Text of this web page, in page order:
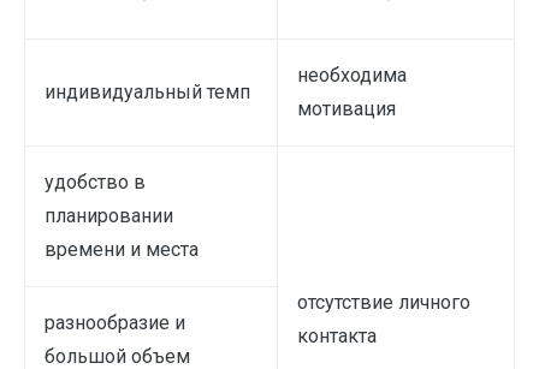
индивидуальный темп
необходима
мотивация
удобство в
планировании
времени и места
отсутствие личного
контакта
разнообразие и
большой объем